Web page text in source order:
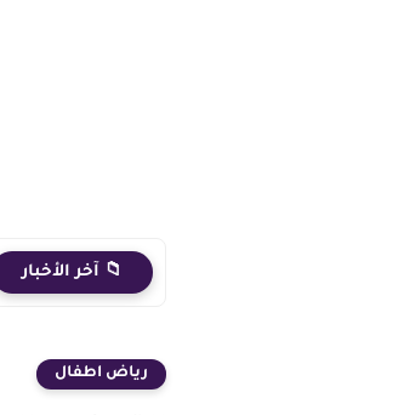
📁 آخر الأخبار
رياض اطفال